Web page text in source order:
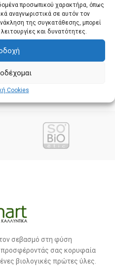
προσωπικού χαρακτήρα, όπως
αναγνωριστικά σε αυτόν τον
της συγκατάθεσης, μπορεί
και δυνατότητες.
Cookies
σεβασμό στη φύση
σας κορυφαία
βιολογικές πρώτες ύλες.